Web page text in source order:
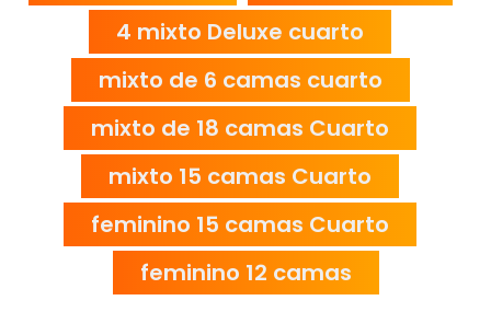
4 mixto Deluxe cuarto
mixto de 6 camas cuarto
mixto de 18 camas Cuarto
mixto 15 camas Cuarto
feminino 15 camas Cuarto
feminino 12 camas